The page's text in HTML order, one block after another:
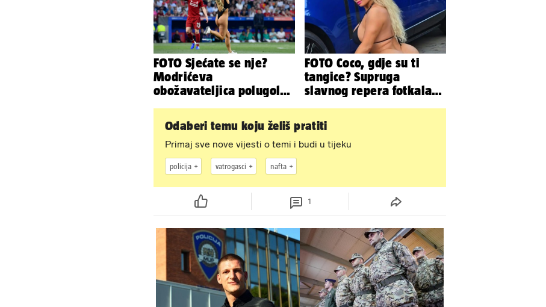
FOTO Sjećate se nje?
Modrićeva
obožavateljica polugola
što radi danas
FOTO Coco, gdje su ti
tangice? Supruga
slavnog repera fotkala
sve
Odaberi temu koju želiš pratiti
Primaj sve nove vijesti o temi i budi u tijeku
policija vatrogasci nafta
1